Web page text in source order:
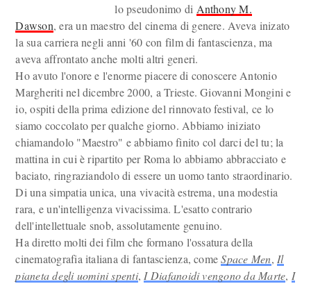
lo pseudonimo di Anthony M.
Dawson, era un maestro del cinema di genere. Aveva inizato
la sua carriera negli anni '60 con film di fantascienza, ma
aveva affrontato anche molti altri generi.
Ho avuto l'onore e l'enorme piacere di conoscere Antonio
Margheriti nel dicembre 2000, a Trieste. Giovanni Mongini e
io, ospiti della prima edizione del rinnovato festival, ce lo
siamo coccolato per qualche giorno. Abbiamo iniziato
chiamandolo "Maestro" e abbiamo finito col darci del tu; la
mattina in cui è ripartito per Roma lo abbiamo abbracciato e
baciato, ringraziandolo di essere un uomo tanto straordinario.
Di una simpatia unica, una vivacità estrema, una modestia
rara, e un'intelligenza vivacissima. L'esatto contrario
dell'intellettuale snob, assolutamente genuino.
Ha diretto molti dei film che formano l'ossatura della
cinematografia italiana di fantascienza, comeSpace Men, Il
pianeta degli uomini spenti, I Diafanoidi vengono da Marte, I